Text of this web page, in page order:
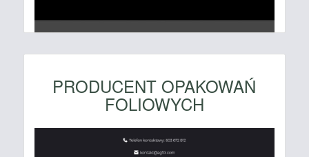
PRODUCENT OPAKOWAŃ
FOLIOWYCH